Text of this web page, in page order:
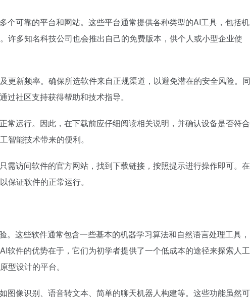
个可靠的平台和网站。这些平台通常提供各种类型的AI工具，包括机
许多知名科技公司也会推出自己的免费版本，供个人或小型企业使
更新频率。确保所选软件来自正规渠道，以避免潜在的安全风险。同
社区支持获得帮助和技术指导。
常运行。因此，在下载前应仔细阅读相关说明，并确认设备是否符合
智能技术带来的便利。
需访问软件的官方网站，找到下载链接，按照提示进行操作即可。在
保证软件的正常运行。
这些软件通常包含一些基本的机器学习算法和自然语言处理工具，
软件的优势在于，它们为初学者提供了一个低成本的途径来探索人工
型设计的平台。
图像识别、语音转文本、简单的聊天机器人构建等。这些功能虽然可